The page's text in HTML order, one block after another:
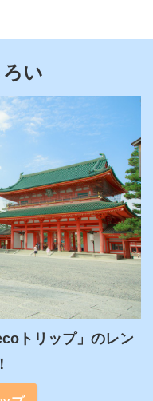
い
トリップ」のレン